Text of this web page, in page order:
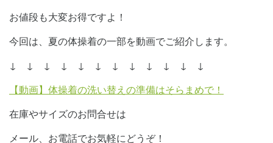
お値段も大変お得ですよ！
今回は、夏の体操着の一部を動画でご紹介します。
↓ ↓ ↓ ↓ ↓ ↓ ↓ ↓ ↓ ↓ ↓ ↓
【動画】体操着の洗い替えの準備はそらまめで！
在庫やサイズのお問合せは
メール、お電話でお気軽にどうぞ！